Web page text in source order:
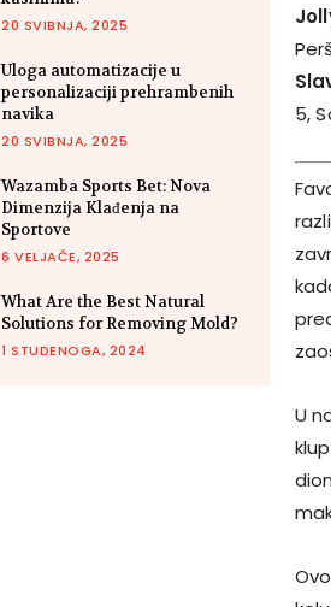
20 SVIBNJA, 2025
Uloga automatizacije u
personalizaciji prehrambenih
navika
20 SVIBNJA, 2025
Wazamba Sports Bet: Nova
Dimenzija Klađenja na
Sportove
6 VELJAČE, 2025
What Are the Best Natural
Solutions for Removing Mold?
1 STUDENOGA, 2024
5,
U